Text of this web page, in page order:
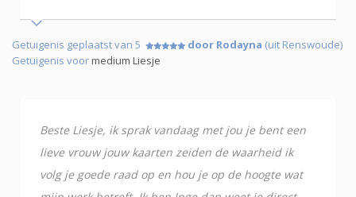
Getuigenis geplaatst van 5 door Rodayna (uit Renswoude)
Getuigenis voormedium Liesje
Beste Liesje, ik sprak vandaag met jou je bent een
lieve vrouw jouw kaarten zeiden de waarheid ik
volg je goede raad op en hou je op de hoogte wat